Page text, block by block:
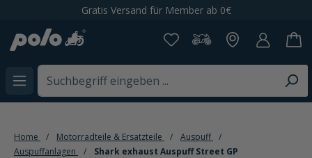
Gratis Versand für Member ab 0€
Home Motorradteile & Ersatzteile
Auspuff
Auspuffanlagen
Shark exhaust Auspuff Street GP